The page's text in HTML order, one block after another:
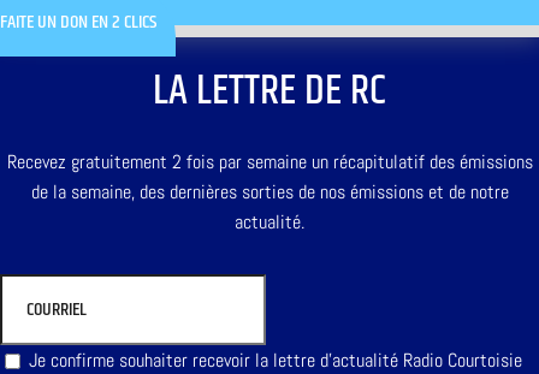
FAITE UN DON EN 2 CLICS
LA LETTRE DE RC
Recevez gratuitement 2 fois par semaine un récapitulatif des émissions
de la semaine, des dernières sorties de nos émissions et de notre
actualité.
Je confirme souhaiter recevoir la lettre d'actualité Radio Courtoisie